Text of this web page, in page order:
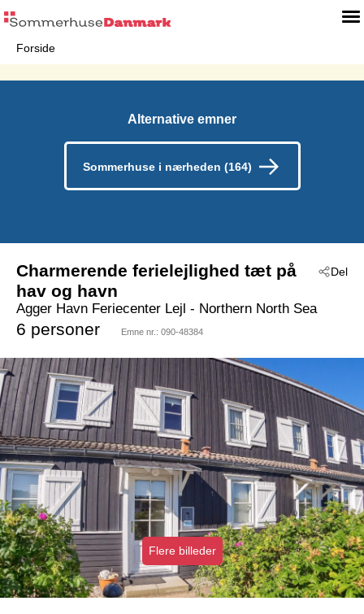
Forside
Alternative emner
Sommerhuse i nærheden (164)
Del
Charmerende ferielejlighed tæt på
hav og havn
Agger Havn Feriecenter Lejl - Northern North Sea
6 personer Emne nr.: 090-48384
Flere billeder